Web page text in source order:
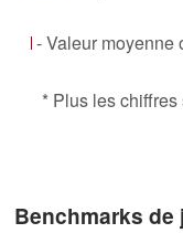
- Valeur moyenne
* Plus les
Benchmarks de